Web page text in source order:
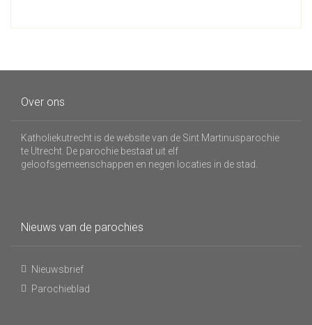
Over ons
Katholiekutrecht is de website van de Sint Martinusparochie
te Utrecht. De parochie bestaat uit elf
geloofsgemeenschappen en negen locaties in de stad.
Nieuws van de parochies
Nieuwsbrief
Parochieblad